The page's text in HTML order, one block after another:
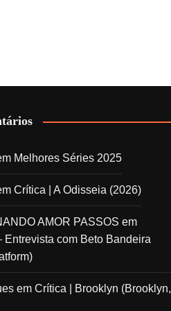
Melhores Séries 2025
Crítica | A Odisseia (2026)
AMOR PASSOS em
Entrevista com Beto Bandeira
em Crítica | Brooklyn (Brooklyn,